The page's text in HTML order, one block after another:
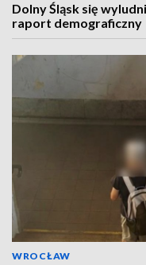
Dolny Śląsk się
raport demograficzny
WROCŁAW